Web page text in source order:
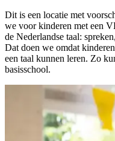
Dit is een locatie met
we voor kinderen met een
de Nederlandse taal:
Dat doen we omdat
een taal kunnen leren. Zo
basisschool.